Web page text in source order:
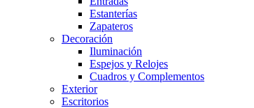
Estanterías
Zapateros
Decoración
Iluminación
Espejos y Relojes
Cuadros y Complementos
Exterior
Escritorios